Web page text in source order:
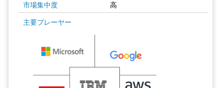
市場集中度 高
主要プレーヤー